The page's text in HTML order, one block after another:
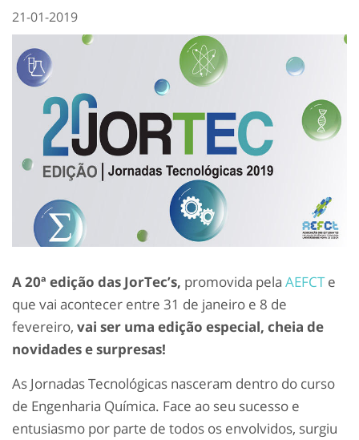
21-01-2019
A 20ª edição das JorTec’s, promovida pela AEFCTe
que vai acontecer entre 31 de janeiro e 8 de
fevereiro, vai ser uma edição especial, cheia de
novidades e surpresas!
As Jornadas Tecnológicas nasceram dentro do curso
de Engenharia Química. Face ao seu sucesso e
entusiasmo por parte de todos os envolvidos, surgiu